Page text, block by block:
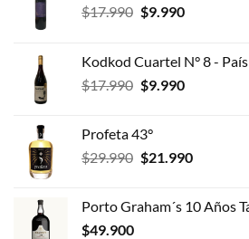
$17.990 El
era:
$17.990.
$9.990El
es:
$9.990.
Kodkod Cuartel N° 8 - País
$17.990 El
era:
$17.990.
$9.990El
$9.990.
Profeta 43°
$29.990 El
era:
$21.990El
es:
Porto Graham´s 10 Años
$49.900